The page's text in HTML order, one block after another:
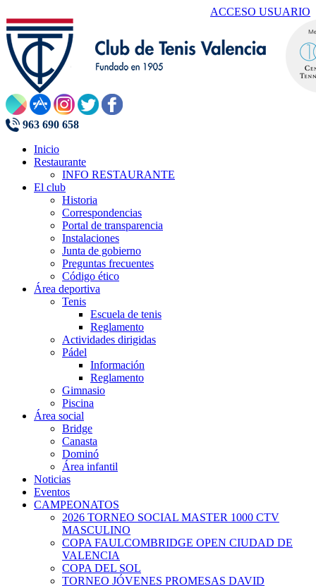
ACCESO USUARIO
963 690 658
Inicio
Restaurante
INFO RESTAURANTE
El club
Historia
Correspondencias
Portal de transparencia
Instalaciones
Junta de gobierno
Preguntas frecuentes
Código ético
Área deportiva
Tenis
Escuela de tenis
Reglamento
Actividades dirigidas
Pádel
Información
Reglamento
Gimnasio
Piscina
Área social
Bridge
Canasta
Dominó
Área infantil
Noticias
Eventos
CAMPEONATOS
2026 TORNEO SOCIAL MASTER 1000 CTV
MASCULINO
COPA FAULCOMBRIDGE OPEN CIUDAD DE
VALENCIA
COPA DEL SOL
TORNEO JÓVENES PROMESAS DAVID